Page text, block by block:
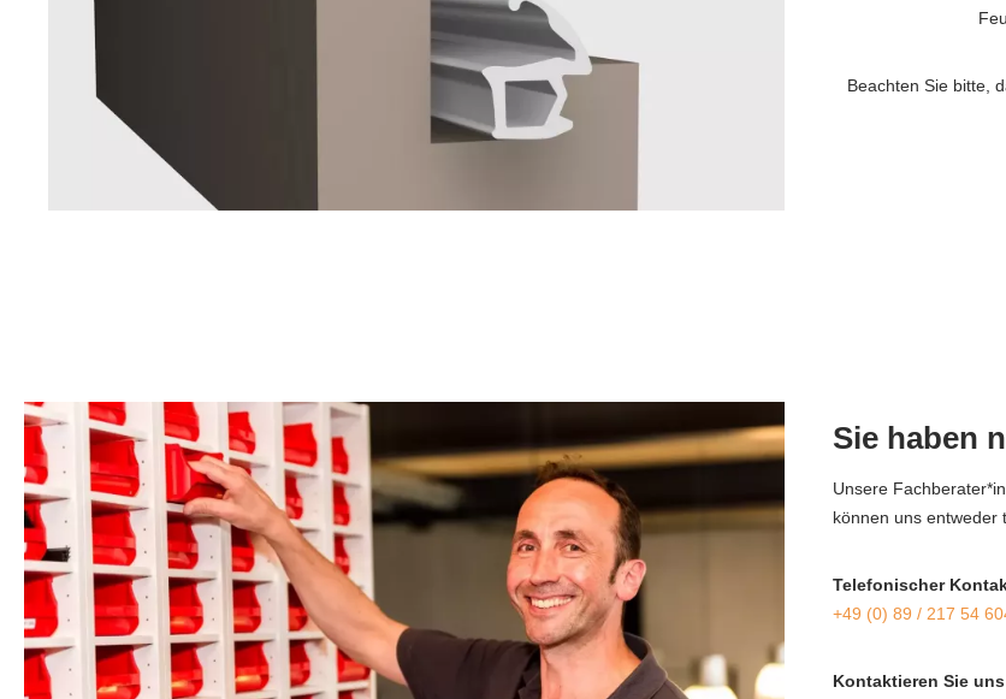
Beachten Sie bitte,
Sie haben
Unsere
können uns entweder
Telefonischer
+49 (0) 89 / 217 54
Kontaktieren Sie